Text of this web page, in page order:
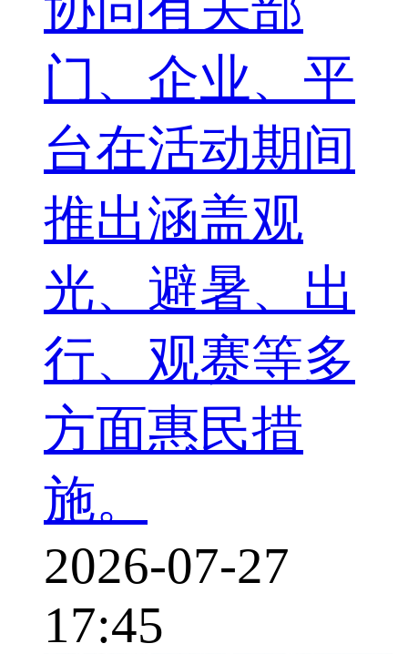
门、企业、平
台在活动期间
推出涵盖观
光、避暑、出
行、观赛等多
方面惠民措
施。
2026-07-27
17:45